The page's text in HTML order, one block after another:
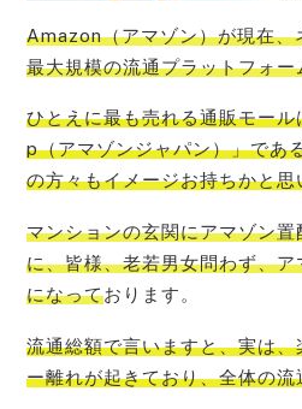
Amazon（アマゾン）が現在、
最大規模の流通プラットフォー
ひとえに最も売れる通販モー
p（アマゾンジャパン）」であ
の方々もイメージお持ちかと思
マンションの玄関にアマゾン
に、皆様、老若男女問わず、
になっております。
流通総額で言いますと、実は、
ー離れが起きており、全体の流